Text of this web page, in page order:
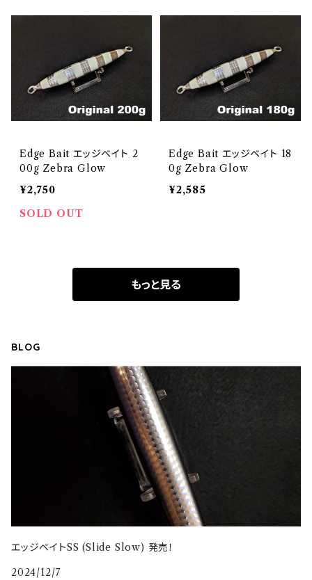
Edge Bait エッジベイト 2
00g Zebra Glow
¥2,750
SOLD OUT
Edge Bait エッジベイト 18
0g Zebra Glow
¥2,585
もっと見る
BLOG
エッジベイトSS (Slide Slow) 発売！
2024/12/7